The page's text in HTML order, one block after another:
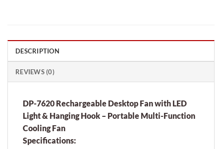
DESCRIPTION
REVIEWS (0)
DP-7620 Rechargeable Desktop Fan with LED
Light & Hanging Hook – Portable Multi-Function
Cooling Fan
Specifications: